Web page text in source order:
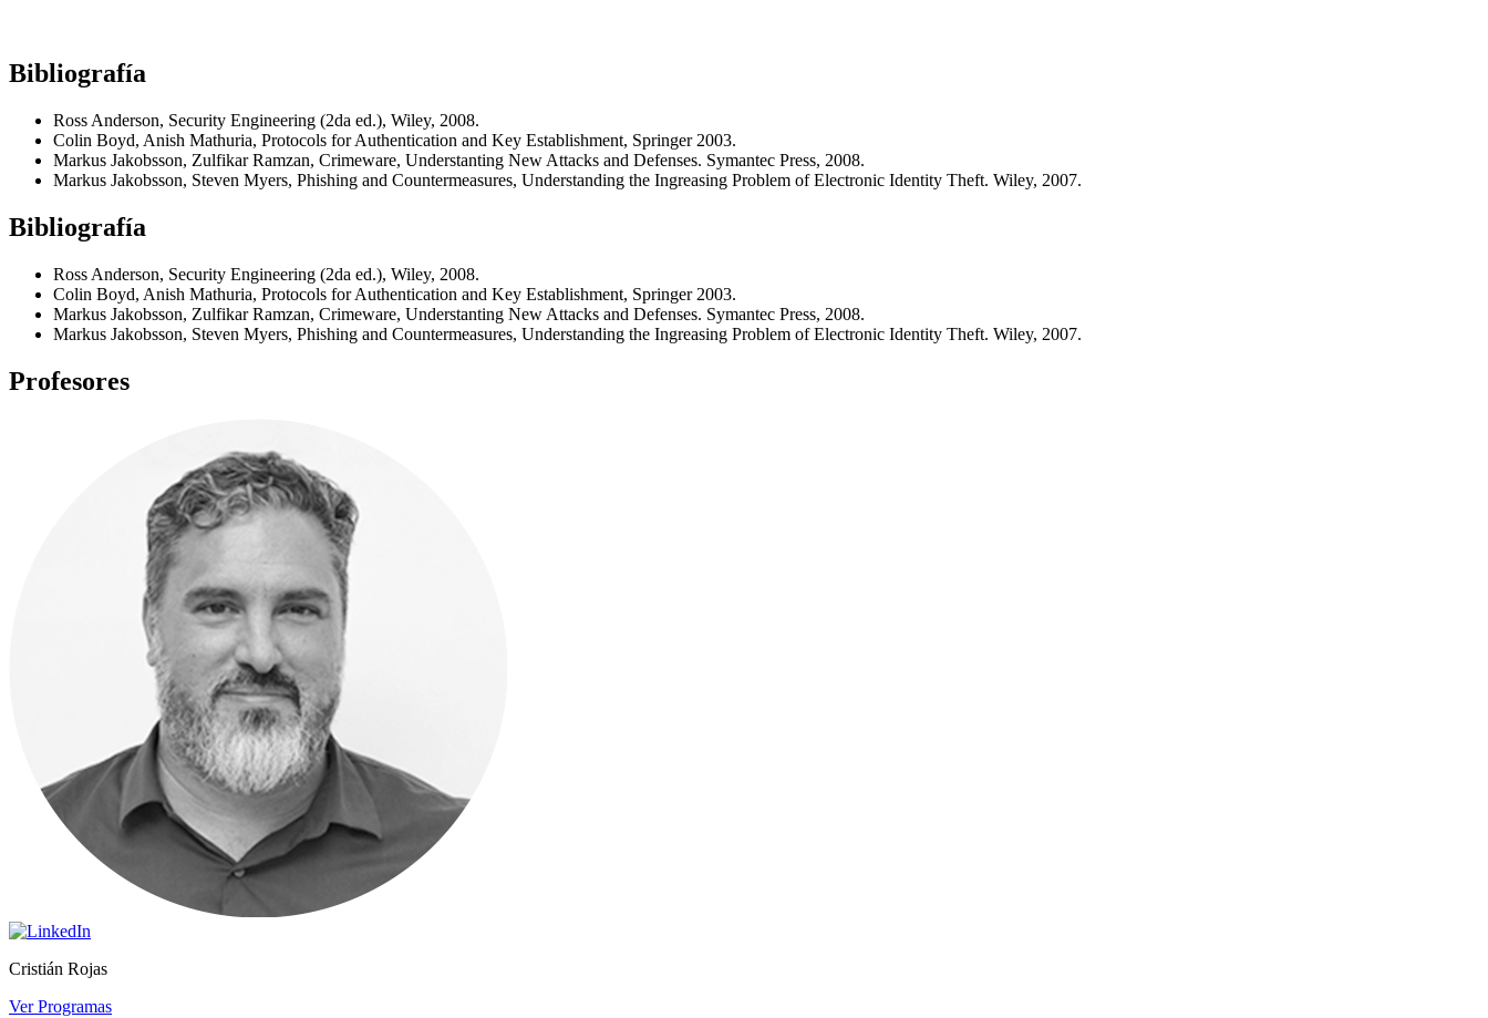
Bibliografía
Ross Anderson, Security Engineering (2da ed.), Wiley, 2008.
Colin Boyd, Anish Mathuria, Protocols for Authentication and Key Establishment, Springer 2003.
Markus Jakobsson, Zulfikar Ramzan, Crimeware, Understanting New Attacks and Defenses. Symantec Press, 2008.
Markus Jakobsson, Steven Myers, Phishing and Countermeasures, Understanding the Ingreasing Problem of Electronic Identity Theft. Wiley, 2007.
Bibliografía
Ross Anderson, Security Engineering (2da ed.), Wiley, 2008.
Colin Boyd, Anish Mathuria, Protocols for Authentication and Key Establishment, Springer 2003.
Markus Jakobsson, Zulfikar Ramzan, Crimeware, Understanting New Attacks and Defenses. Symantec Press, 2008.
Markus Jakobsson, Steven Myers, Phishing and Countermeasures, Understanding the Ingreasing Problem of Electronic Identity Theft. Wiley, 2007.
Profesores
Cristián Rojas
Ver Programas